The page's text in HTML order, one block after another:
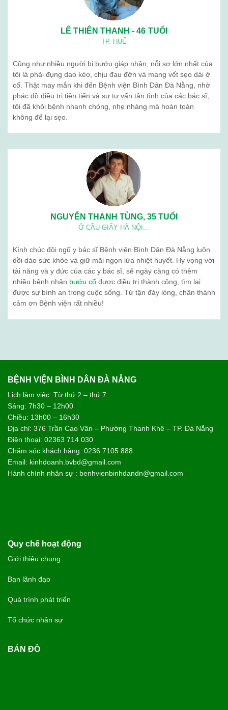
LÊ THIÊN THANH - 46 TUỔI
TP. HUẾ
Cũng như nhiều người bị bướu giáp nhân, nỗi sợ lớn nhất của
tôi là phải đụng dao kéo, chịu đau đớn và mang vết sẹo dài ở
cổ. Thật may mắn khi đến Bệnh viện Bình Dân Đà Nẵng, nhờ
phác đồ điều trị tiên tiến và sự tư vấn tận tình của các bác sĩ,
tôi đã khỏi bệnh nhanh chóng, nhẹ nhàng mà hoàn toàn
không để lại sẹo.
NGUYỄN THANH TÙNG, 35 TUỔI
Ở CẦU GIẤY HÀ NỘI...
Kính chúc đội ngũ y bác sĩ Bệnh viện Bình Dân Đà Nẵng luôn
dồi dào sức khỏe và giữ mãi ngọn lửa nhiệt huyết. Hy vọng với
tài năng và y đức của các y bác sĩ, sẽ ngày càng có thêm
nhiều bệnh nhân bướu cổ được điều trị thành công, tìm lại
được sự bình an trong cuộc sống. Từ tận đáy lòng, chân thành
cảm ơn Bệnh viện rất nhiều!
BỆNH VIỆN BÌNH DÂN ĐÀ NẴNG
Lịch làm việc: Từ thứ 2 – thứ 7
Sáng: 7h30 – 12h00
Chiều: 13h00 – 16h30
Địa chỉ: 376 Trần Cao Vân – Phường Thanh Khê – TP. Đà Nẵng
Điện thoại: 02363 714 030
Chăm sóc khách hàng: 0236 7105 888
Email: kinhdoanh.bvbd@gmail.com
Hành chính nhân sự : benhvienbinhdandn@gmail.com
Quy chế hoạt động
Giới thiệu chung
Ban lãnh đạo
Quá trình phát triển
Tổ chức nhân sự
BẢN ĐỒ